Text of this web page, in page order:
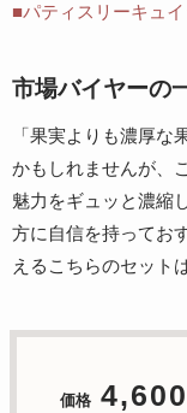
■パティスリーキュ
市場バイヤーの
「果実よりも濃厚な
かもしれませんが、
魅力をギュッと濃縮
方に自信を持ってお
えるこちらのセット
価格